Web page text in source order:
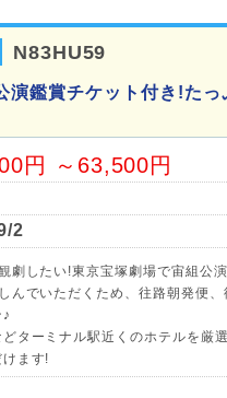
N83HU59
演鑑賞チケット付き!たっ
円 ～63,500円
2
劇したい!東京宝塚劇場で宙組公
んでいただくため、往路朝発便
ターミナル駅近くのホテルを厳
ます!